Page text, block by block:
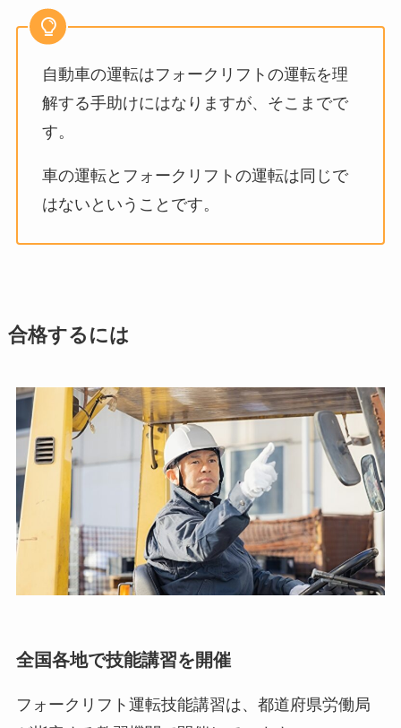
自動車の運転はフォークリフトの運転を理
解する手助けにはなりますが、そこまでで
す。
車の運転とフォークリフトの運転は同じで
はないということです。
合格するには
全国各地で技能講習を開催
フォークリフト運転技能講習は、都道府県労働局